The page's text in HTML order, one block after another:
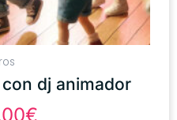
dj animador
€